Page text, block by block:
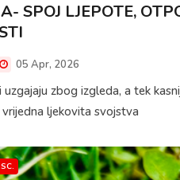
SPOJ LJEPOTE,
05 Apr, 2026
zbog izgleda, a tek
ljekovita svojstva